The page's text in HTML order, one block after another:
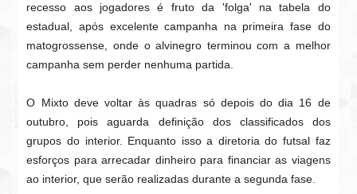
recesso aos jogadores é fruto da 'folga' na tabela do
estadual, após excelente campanha na primeira fase do
matogrossense, onde o alvinegro terminou com a melhor
campanha sem perder nenhuma partida.
O Mixto deve voltar às quadras só depois do dia 16 de
outubro, pois aguarda definição dos classificados dos
grupos do interior. Enquanto isso a diretoria do futsal faz
esforços para arrecadar dinheiro para financiar as viagens
ao interior, que serão realizadas durante a segunda fase.